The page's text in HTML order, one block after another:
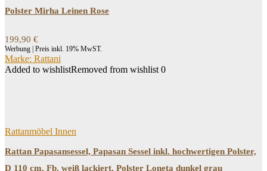
Polster Mirha Leinen Rose
199,90 €
Werbung | Preis inkl. 19% MwST.
Marke: Rattani
Added to wishlistRemoved from wishlist 0
Rattanmöbel Innen
Rattan Papasansessel, Papasan Sessel inkl. hochwertigen Polster,
D 110 cm, Fb. weiß lackiert, Polster Loneta dunkel grau